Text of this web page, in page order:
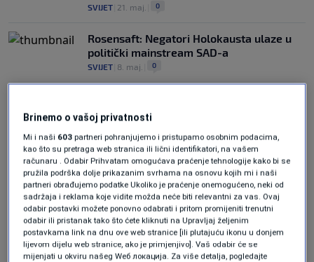
SVIJET 21. maj. 0
Rosensaft: Negatori Holokausta ulaze u
politički mainstream SAD-a
SVIJET 8. maj. 0
Oglas
Brinemo o vašoj privatnosti
Mi i naši 603 partneri pohranjujemo i pristupamo osobnim podacima,
kao što su pretraga web stranica ili lični identifikatori, na vašem
računaru . Odabir Prihvatam omogućava praćenje tehnologije kako bi se
pružila podrška dolje prikazanim svrhama na osnovu kojih mi i naši
partneri obrađujemo podatke Ukoliko je praćenje onemogućeno, neki od
sadržaja i reklama koje vidite možda neće biti relevantni za vas. Ovaj
odabir postavki možete ponovno odabrati i pritom promijeniti trenutni
odabir ili pristanak tako što ćete kliknuti na Upravljaj željenim
postavkama link na dnu ove web stranice [ili plutajuću ikonu u donjem
lijevom dijelu web stranice, ako je primjenjivo]. Vaš odabir će se
mijenjati u okviru našeg Wеб локација. Za više detalja, pogledajte